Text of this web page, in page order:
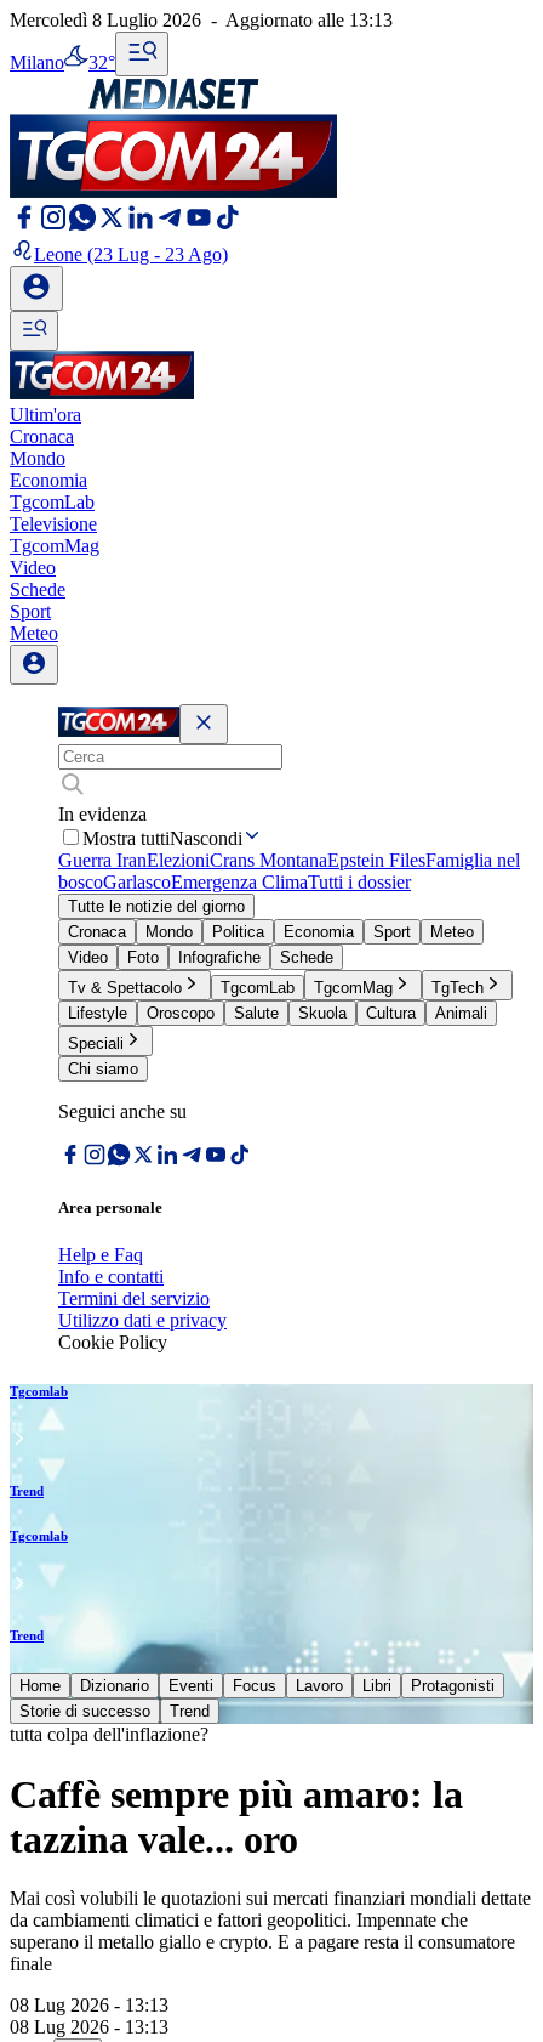
Mercoledì 8 Luglio 2026 - Aggiornato alle 13:13
Milano 32°
Leone (23 Lug - 23 Ago)
Ultim'ora
Cronaca
Mondo
Economia
TgcomLab
Televisione
TgcomMag
Video
Schede
Sport
Meteo
In evidenza
Mostra tuttiNascondi
Guerra IranElezioniCrans MontanaEpstein FilesFamiglia nel
boscoGarlascoEmergenza ClimaTutti i dossier
Tutte le notizie del giorno
Cronaca
Mondo Politica Economia Sport
Meteo
Video
Foto Infografiche
Schede
Tv & Spettacolo
TgcomLab TgcomMag
TgTech
Lifestyle
Oroscopo Salute Skuola Cultura
Animali
Speciali
Chi siamo
Seguici anche su
Area personale
Help e Faq
Info e contatti
Termini del servizio
Utilizzo dati e privacy
Cookie Policy
Tgcomlab
Trend
Tgcomlab
Trend
Home Dizionario Eventi Focus Lavoro Libri
Protagonisti
Storie di successo
Trend
tutta colpa dell'inflazione?
Caffè sempre più amaro: la
tazzina vale... oro
Mai così volubili le quotazioni sui mercati finanziari mondiali dettate
da cambiamenti climatici e fattori geopolitici. Impennate che
superano il metallo giallo e crypto. E a pagare resta il consumatore
finale
08 Lug 2026 - 13:13
08 Lug 2026 - 13:13